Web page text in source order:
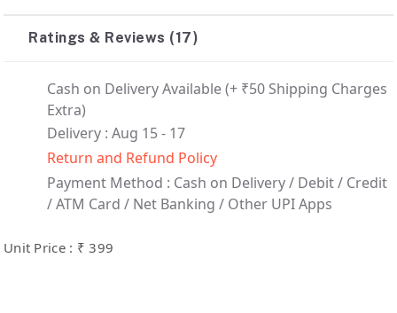
Ratings & Reviews (17)
Cash on Delivery Available(+ ₹50 Shipping Charges
Extra)
Delivery : Aug 15 - 17
Return and Refund Policy
Payment Method : Cash on Delivery / Debit / Credit
/ ATM Card / Net Banking / Other UPI Apps
Unit Price : ₹ 399